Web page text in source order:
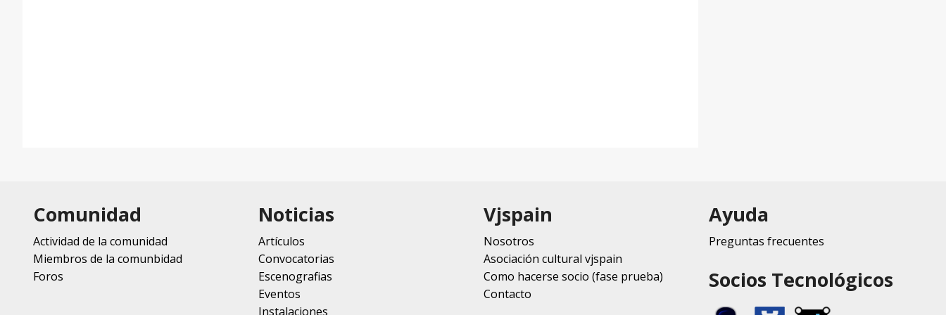
Comunidad
Actividad de la comunidad
Miembros de la comunbidad
Foros
Noticias
Artículos
Convocatorias
Escenografias
Eventos
Instalaciones
Vjspain
Nosotros
Asociación cultural vjspain
Como hacerse socio (fase prueba)
Contacto
Ayuda
Preguntas frecuentes
Socios Tecnológicos